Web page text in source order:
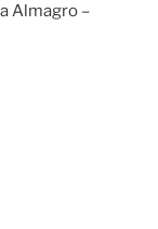
Almagro –